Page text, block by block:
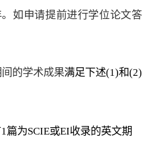
如申请提前进行学位论文答
的学术成果满足下述(1)和(2)
1篇为SCIE或EI收录的英文期